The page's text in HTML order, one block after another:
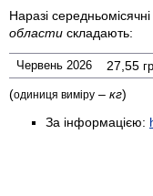
Наразі
области складають:
Червень 2026 27,55
(одиниця виміру – кг)
За інформацією: